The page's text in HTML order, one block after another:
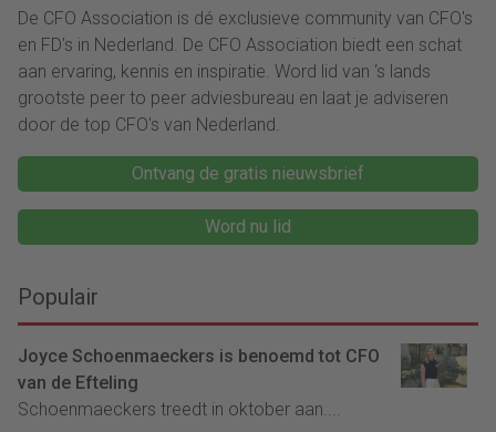
De CFO Association is dé exclusieve community van CFO's
en FD's in Nederland. De CFO Association biedt een schat
aan ervaring, kennis en inspiratie. Word lid van ‘s lands
grootste peer to peer adviesbureau en laat je adviseren
door de top CFO's van Nederland.
Ontvang de gratis nieuwsbrief
Word nu lid
Populair
Joyce Schoenmaeckers is benoemd tot CFO
van de Efteling
Schoenmaeckers treedt in oktober aan....